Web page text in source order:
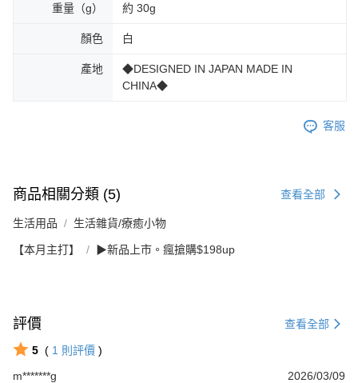
重量（g） 約 30g
顏色 白
產地
◆DESIGNED IN JAPAN MADE IN
CHINA◆
客服
商品相關分類 (5) 查看全部
生活用品 生活雜貨/療癒小物
【本月主打】 ▶新品上市。瘋搶購$198up
評價 查看全部
5 ( 1 則評價 )
m*******g
2026/03/09